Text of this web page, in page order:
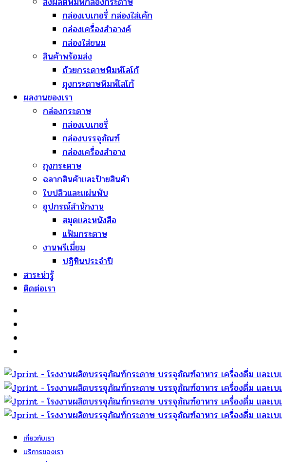
กล่องเบเกอรี่ กล่องใส่เค้ก
กล่องเครื่องสำอางค์
กล่องใส่ขนม
สินค้าพร้อมส่ง
ถ้วยกระดาษพิมพ์โลโก้
ถุงกระดาษพิมพ์โลโก้
ผลงานของเรา
กล่องกระดาษ
กล่องเบเกอรี่
กล่องบรรจุภัณฑ์
กล่องเครื่องสำอาง
ถุงกระดาษ
ฉลากสินค้าและป้ายสินค้า
ใบปลิวและแผ่นพับ
อุปกรณ์สำนักงาน
สมุดและหนังสือ
แฟ้มกระดาษ
งานพรีเมี่ยม
ปฏิทินประจำปี
สาระน่ารู้
ติดต่อเรา
เกี่ยวกับเรา
บริการของเรา